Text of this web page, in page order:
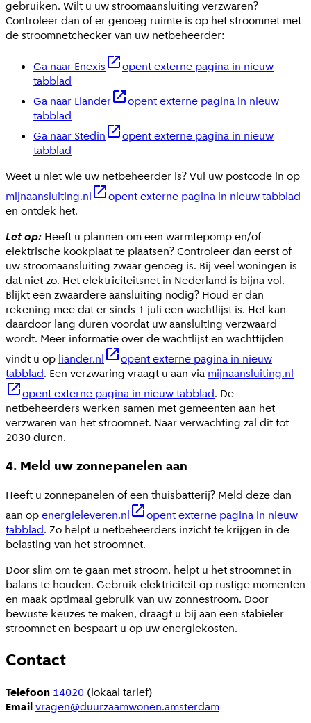
gebruiken. Wilt u uw stroomaansluiting verzwaren?
Controleer dan of er genoeg ruimte is op het stroomnet met
de stroomnetchecker van uw netbeheerder:
Ga naar Enexis
opent externe pagina in nieuw
tabblad
Ga naar Liander
opent externe pagina in nieuw
tabblad
Ga naar Stedin
opent externe pagina in nieuw
tabblad
Weet u niet wie uw netbeheerder is? Vul uw postcode in op
mijnaansluiting.nl
opent externe pagina in nieuw tabblad
en ontdek het.
Let op: Heeft u plannen om een warmtepomp en/of
elektrische kookplaat te plaatsen? Controleer dan eerst of
uw stroomaansluiting zwaar genoeg is. Bij veel woningen is
dat niet zo. Het elektriciteitsnet in Nederland is bijna vol.
Blijkt een zwaardere aansluiting nodig? Houd er dan
rekening mee dat er sinds 1 juli een wachtlijst is. Het kan
daardoor lang duren voordat uw aansluiting verzwaard
wordt. Meer informatie over de wachtlijst en wachttijden
vindt u op liander.nl
opent externe pagina in nieuw
tabblad. Een verzwaring vraagt u aan via mijnaansluiting.nl
opent externe pagina in nieuw tabblad. De
netbeheerders werken samen met gemeenten aan het
verzwaren van het stroomnet. Naar verwachting zal dit tot
2030 duren.
4. Meld uw zonnepanelen aan
Heeft u zonnepanelen of een thuisbatterij? Meld deze dan
aan openergieleveren.nl
opent externe pagina in nieuw
tabblad. Zo helpt u netbeheerders inzicht te krijgen in de
belasting van het stroomnet.
Door slim om te gaan met stroom, helpt u het stroomnet in
balans te houden. Gebruik elektriciteit op rustige momenten
en maak optimaal gebruik van uw zonnestroom. Door
bewuste keuzes te maken, draagt u bij aan een stabieler
stroomnet en bespaart u op uw energiekosten.
Contact
Telefoon 14020 (lokaal tarief)
Emailvragen@duurzaamwonen.amsterdam